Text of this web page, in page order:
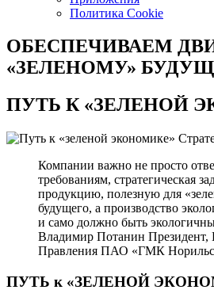
Политика Cookie
ОБЕСПЕЧИВАЕМ
«ЗЕЛЕНОМУ»
ПУТЬ К«ЗЕЛЕНОЙ
Компании важно не просто
требованиям, стратегическая
продукцию, полезную для
будущего, а производство
и само должно быть
Владимир Потанин Президент,
Правления ПАО «ГМК
ПУТЬ к «ЗЕЛЕНОЙ